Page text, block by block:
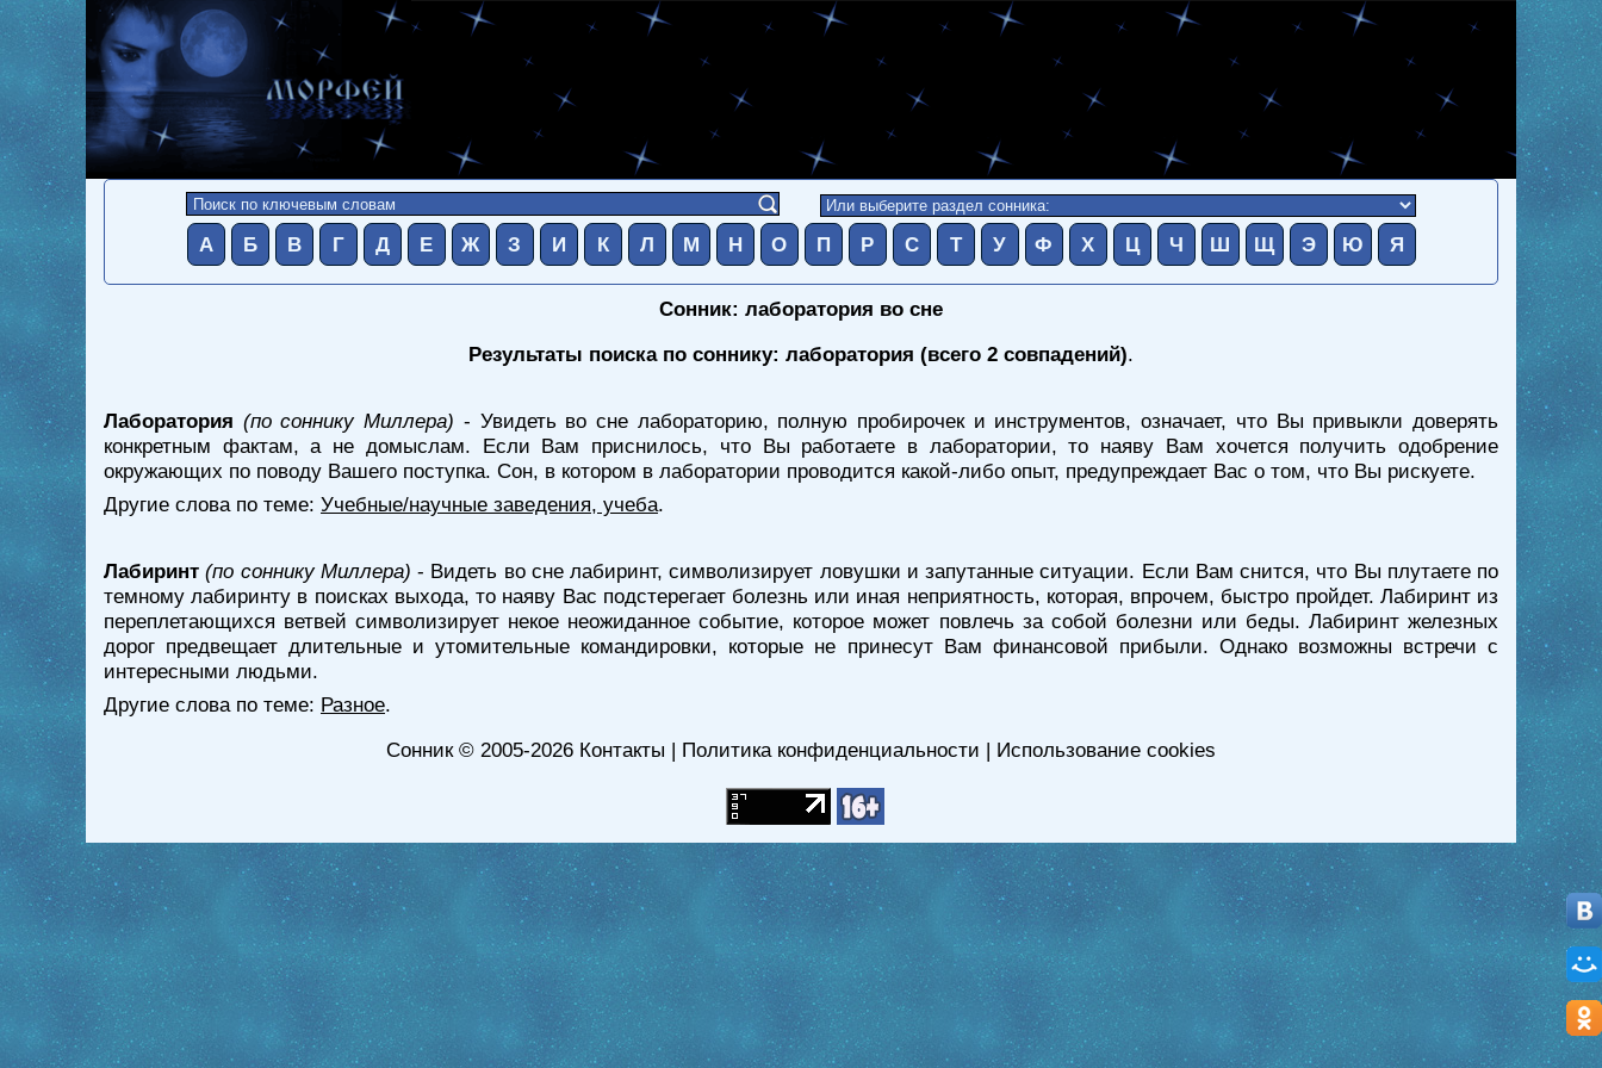
А Б В Г Д Е Ж З И К Л М Н О П Р С Т У Ф Х Ц Ч Ш Щ Э Ю Я
Сонник: лаборатория во сне
Результаты поиска по соннику: лаборатория (всего 2 совпадений).
Лаборатория (по соннику Миллера) - Увидеть во сне лабораторию, полную пробирочек и инструментов, означает, что Вы привыкли доверять
конкретным фактам, а не домыслам. Если Вам приснилось, что Вы работаете в лаборатории, то наяву Вам хочется получить одобрение
окружающих по поводу Вашего поступка. Сон, в котором в лаборатории проводится какой-либо опыт, предупреждает Вас о том, что Вы рискуете.
Другие слова по теме: Учебные/научные заведения, учеба.
Лабиринт (по соннику Миллера) - Видеть во сне лабиринт, символизирует ловушки и запутанные ситуации. Если Вам снится, что Вы плутаете по
темному лабиринту в поисках выхода, то наяву Вас подстерегает болезнь или иная неприятность, которая, впрочем, быстро пройдет. Лабиринт из
переплетающихся ветвей символизирует некое неожиданное событие, которое может повлечь за собой болезни или беды. Лабиринт железных
дорог предвещает длительные и утомительные командировки, которые не принесут Вам финансовой прибыли. Однако возможны встречи с
интересными людьми.
Другие слова по теме: Разное.
Сонник© 2005-2026 Контакты | Политика конфиденциальности | Использование cookies